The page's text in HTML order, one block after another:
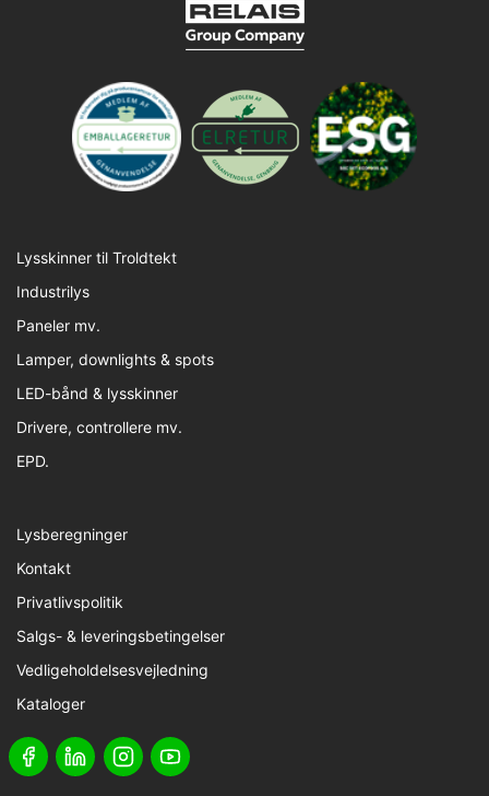
Lysskinner til Troldtekt
Industrilys
Paneler mv.
Lamper, downlights & spots
LED-bånd & lysskinner
Drivere, controllere mv.
EPD.
Lysberegninger
Kontakt
Privatlivspolitik
Salgs- & leveringsbetingelser
Vedligeholdelsesvejledning
Kataloger